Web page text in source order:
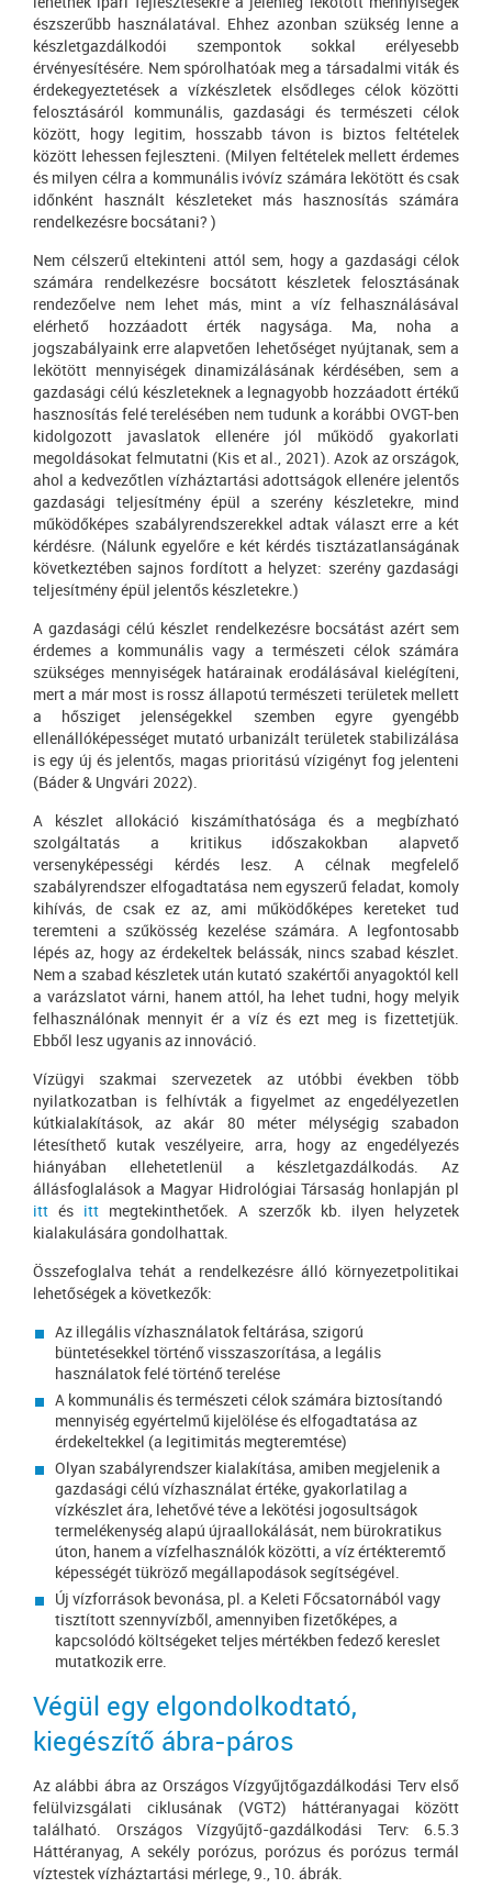
észszerűbb használatával. Ehhez azonban szükség lenne a
készletgazdálkodói szempontok sokkal erélyesebb
érvényesítésére. Nem spórolhatóak meg a társadalmi viták és
érdekegyeztetések a vízkészletek elsődleges célok közötti
felosztásáról kommunális, gazdasági és természeti célok
között, hogy legitim, hosszabb távon is biztos feltételek
között lehessen fejleszteni. (Milyen feltételek mellett érdemes
és milyen célra a kommunális ivóvíz számára lekötött és csak
időnként használt készleteket más hasznosítás számára
rendelkezésre bocsátani? )
Nem célszerű eltekinteni attól sem, hogy a gazdasági célok
számára rendelkezésre bocsátott készletek felosztásának
rendezőelve nem lehet más, mint a víz felhasználásával
elérhető hozzáadott érték nagysága. Ma, noha a
jogszabályaink erre alapvetően lehetőséget nyújtanak, sem a
lekötött mennyiségek dinamizálásának kérdésében, sem a
gazdasági célú készleteknek a legnagyobb hozzáadott értékű
hasznosítás felé terelésében nem tudunk a korábbi OVGT-ben
kidolgozott javaslatok ellenére jól működő gyakorlati
megoldásokat felmutatni (Kis et al., 2021). Azok az országok,
ahol a kedvezőtlen vízháztartási adottságok ellenére jelentős
gazdasági teljesítmény épül a szerény készletekre, mind
működőképes szabályrendszerekkel adtak választ erre a két
kérdésre. (Nálunk egyelőre e két kérdés tisztázatlanságának
következtében sajnos fordított a helyzet: szerény gazdasági
teljesítmény épül jelentős készletekre.)
A gazdasági célú készlet rendelkezésre bocsátást azért sem
érdemes a kommunális vagy a természeti célok számára
szükséges mennyiségek határainak erodálásával kielégíteni,
mert a már most is rossz állapotú természeti területek mellett
a hősziget jelenségekkel szemben egyre gyengébb
ellenállóképességet mutató urbanizált területek stabilizálása
is egy új és jelentős, magas prioritású vízigényt fog jelenteni
(Báder & Ungvári 2022).
A készlet allokáció kiszámíthatósága és a megbízható
szolgáltatás a kritikus időszakokban alapvető
versenyképességi kérdés lesz. A célnak megfelelő
szabályrendszer elfogadtatása nem egyszerű feladat, komoly
kihívás, de csak ez az, ami működőképes kereteket tud
teremteni a szűkösség kezelése számára. A legfontosabb
lépés az, hogy az érdekeltek belássák, nincs szabad készlet.
Nem a szabad készletek után kutató szakértői anyagoktól kell
a varázslatot várni, hanem attól, ha lehet tudni, hogy melyik
felhasználónak mennyit ér a víz és ezt meg is fizettetjük.
Ebből lesz ugyanis az innováció.
Vízügyi szakmai szervezetek az utóbbi években több
nyilatkozatban is felhívták a figyelmet az engedélyezetlen
kútkialakítások, az akár 80 méter mélységig szabadon
létesíthető kutak veszélyeire, arra, hogy az engedélyezés
hiányában ellehetetlenül a készletgazdálkodás. Az
állásfoglalások a Magyar Hidrológiai Társaság honlapján pl
itt és itt megtekinthetőek. A szerzők kb. ilyen helyzetek
kialakulására gondolhattak.
Összefoglalva tehát a rendelkezésre álló környezetpolitikai
lehetőségek a következők:
Az illegális vízhasználatok feltárása, szigorú
büntetésekkel történő visszaszorítása, a legális
használatok felé történő terelése
A kommunális és természeti célok számára biztosítandó
mennyiség egyértelmű kijelölése és elfogadtatása az
érdekeltekkel (a legitimitás megteremtése)
Olyan szabályrendszer kialakítása, amiben megjelenik a
gazdasági célú vízhasználat értéke, gyakorlatilag a
vízkészlet ára, lehetővé téve a lekötési jogosultságok
termelékenység alapú újraallokálását, nem bürokratikus
úton, hanem a vízfelhasználók közötti, a víz értékteremtő
képességét tükröző megállapodások segítségével.
Új vízforrások bevonása, pl. a Keleti Főcsatornából vagy
tisztított szennyvízből, amennyiben fizetőképes, a
kapcsolódó költségeket teljes mértékben fedező kereslet
mutatkozik erre.
Végül egy elgondolkodtató,
kiegészítő ábra-páros
Az alábbi ábra az Országos Vízgyűjtőgazdálkodási Terv első
felülvizsgálati ciklusának (VGT2) háttéranyagai között
található. Országos Vízgyűjtő-gazdálkodási Terv: 6.5.3
Háttéranyag, A sekély porózus, porózus és porózus termál
víztestek vízháztartási mérlege, 9., 10. ábrák.